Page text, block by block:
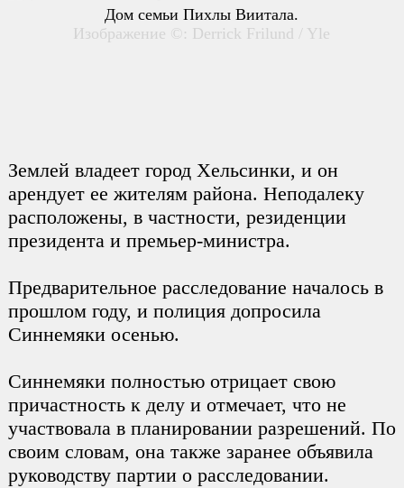
Дом семьи Пихлы Виитала.
Изображение ©: Derrick Frilund / Yle
Землей владеет город Хельсинки, и он
арендует ее жителям района. Неподалеку
расположены, в частности, резиденции
президента и премьер-министра.
Предварительное расследование началось в
прошлом году, и полиция допросила
Синнемяки осенью.
Синнемяки полностью отрицает свою
причастность к делу и отмечает, что не
участвовала в планировании разрешений. По
своим словам, она также заранее объявила
руководству партии о расследовании.